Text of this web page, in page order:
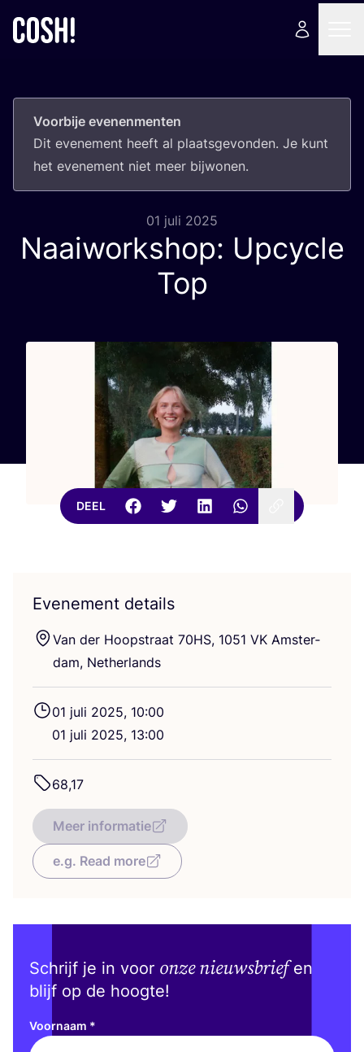
Voorbije evenenmenten
Dit eve­ne­ment heeft al plaats­ge­von­den. Je kunt
het eve­ne­ment niet meer bijwonen.
01 juli 2025
Naaiworkshop: Upcycle
Top
DEEL
Evenement details
Van der Hoop­straat 70HS, 1051 VK Amster­
dam, Netherlands
01 juli 2025, 10:00
01 juli 2025, 13:00
68,17
Meer informatie
e.g. Read more
Schrijf je in voor onze nieuwsbriefen
blijf op de hoogte!
Voornaam *